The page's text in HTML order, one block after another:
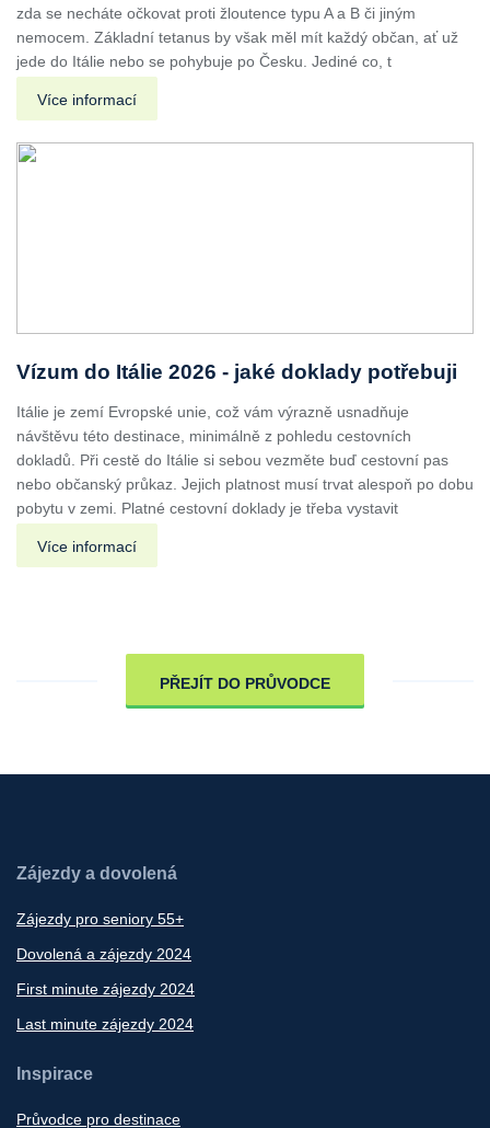
zda se necháte očkovat proti žloutence typu A a B či jiným
nemocem. Základní tetanus by však měl mít každý občan, ať už
jede do Itálie nebo se pohybuje po Česku. Jediné co, t
Více informací
Vízum do Itálie 2026 - jaké doklady potřebuji
Itálie je zemí Evropské unie, což vám výrazně usnadňuje
návštěvu této destinace, minimálně z pohledu cestovních
dokladů. Při cestě do Itálie si sebou vezměte buď cestovní pas
nebo občanský průkaz. Jejich platnost musí trvat alespoň po dobu
pobytu v zemi. Platné cestovní doklady je třeba vystavit
Více informací
PŘEJÍT DO PRŮVODCE
Zájezdy a dovolená
Zájezdy pro seniory 55+
Dovolená a zájezdy 2024
First minute zájezdy 2024
Last minute zájezdy 2024
Inspirace
Průvodce pro destinace